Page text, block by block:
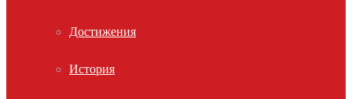
Достижения
История